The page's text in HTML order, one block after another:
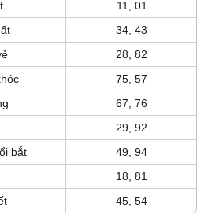
11, 01
34, 43
28, 82
75, 57
67, 76
29, 92
bắt
49, 94
18, 81
45, 54